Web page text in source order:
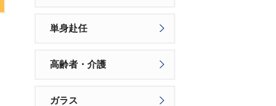
単身赴任
高齢者・介護
ガラス